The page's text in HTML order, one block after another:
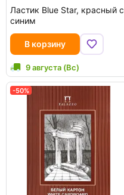
Ластик Blue Star, красный с
синим
В корзину
9 августа (Вс)
-50%